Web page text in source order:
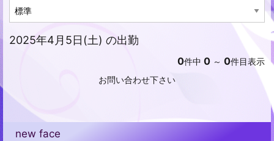
2025年4月5日(土) の出勤
0件中 0 ～ 0件目表示
お問い合わせ下さい
new face